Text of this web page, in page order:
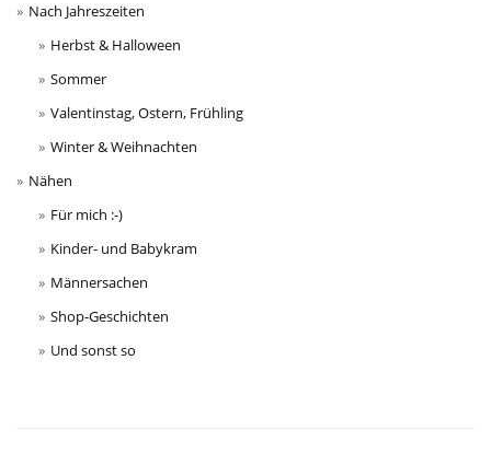
Nach Jahreszeiten
Herbst & Halloween
Sommer
Valentinstag, Ostern, Frühling
Winter & Weihnachten
Nähen
Für mich :-)
Kinder- und Babykram
Männersachen
Shop-Geschichten
Und sonst so